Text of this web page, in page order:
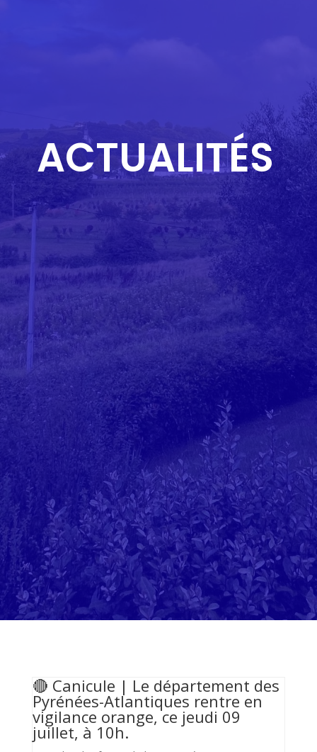
ACTUALITÉS
🔴 Canicule | Le département des
Pyrénées-Atlantiques rentre en
vigilance orange, ce jeudi 09
juillet, à 10h.